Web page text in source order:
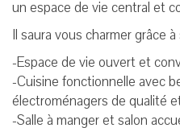
un espace de vie central et
Il saura vous charmer grâce
-Espace de vie ouvert et
-Cuisine fonctionnelle avec
électroménagers de qualité
-Salle à manger et salon